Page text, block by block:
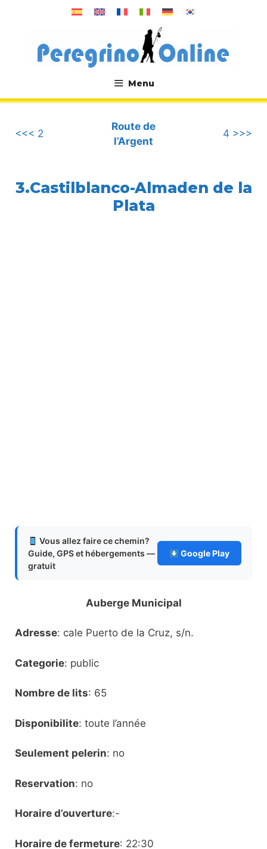
Menu
.
<<< 2
Route de
l’Argent
4 >>>
3.Castilblanco-Almaden de la
Plata
Vous allez faire ce chemin?
Guide, GPS et hébergements —
gratuit
Google Play
Auberge Municipal
Adresse: cale Puerto de la Cruz, s/n.
Categorie: public
Nombre de lits: 65
Disponibilite: toute l’année
Seulement pelerin: no
Reservation: no
Horaire d’ouverture:-
Horaire de fermeture: 22:30